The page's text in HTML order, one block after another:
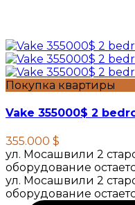
Покупка квартиры
Vake 355000$ 2
355.000 $
ул. Мосашвили 2
оборудование
ул. Мосашвили 2
оборудование